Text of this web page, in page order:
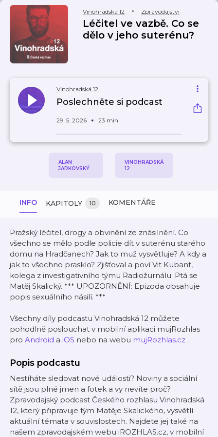
Vinohradská 12 Zpravodajství
Léčitel ve vazbě. Co se
dělo v jeho suterénu?
Vinohradská 12
Poslechněte si podcast
29. 5. 2026 23 min
ALAN
JARKOVSKÝ
VINOHRADSKÁ
12
INFO KAPITOLY 10 KOMENTÁŘE
Pražský léčitel, drogy a obvinění ze znásilnění. Co
všechno se mělo podle policie dít v suterénu starého
domu na Hradčanech? Jak to muž vysvětluje? A kdy a
jak to všechno prasklo? Zjišťoval a poví Vit Kubant,
kolega z investigativního týmu Radiožurnálu. Ptá se
Matěj Skalický. *** UPOZORNĚNÍ: Epizoda obsahuje
popis sexuálního násilí. ***
Všechny díly podcastu Vinohradská 12 můžete
pohodlně poslouchat v mobilní aplikaci mujRozhlas
pro Android a iOS nebo na webu mujRozhlas.cz .
Popis podcastu
Nestíháte sledovat nové události? Noviny a sociální
sítě jsou plné jmen a fotek a vy nevíte proč?
Zpravodajský podcast Českého rozhlasu Vinohradská
12, který připravuje tým Matěje Skalického, vysvětlí
aktuální témata v souvislostech. Najdete jej také na
našem zpravodajském webu iROZHLAS.cz, v mobilní